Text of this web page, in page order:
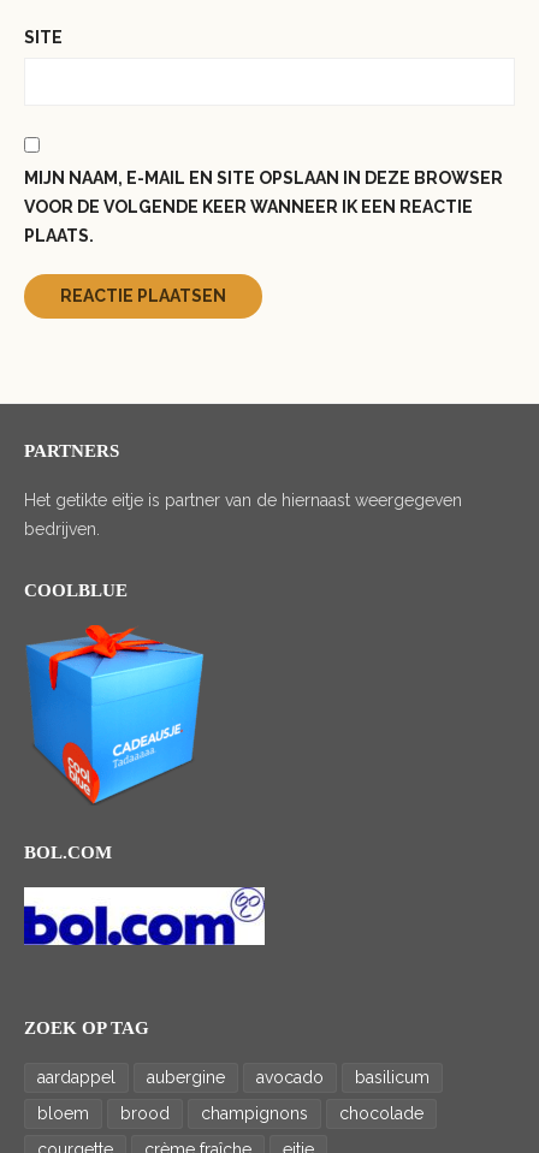
SITE
MIJN NAAM, E-MAIL EN SITE OPSLAAN IN DEZE BROWSER
VOOR DE VOLGENDE KEER WANNEER IK EEN REACTIE
PLAATS.
PARTNERS
Het getikte eitje is partner van de hiernaast weergegeven
bedrijven.
COOLBLUE
BOL.COM
ZOEK OP TAG
aardappel aubergine avocado
basilicum
bloem
brood champignons
chocolade
courgette
crème fraîche eitje